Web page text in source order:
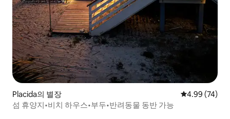
Placida의 별장 평점 4.99점(5
4.99 (74)
섬 휴양지•비치 하우스•부두•반려동물 동반 가능